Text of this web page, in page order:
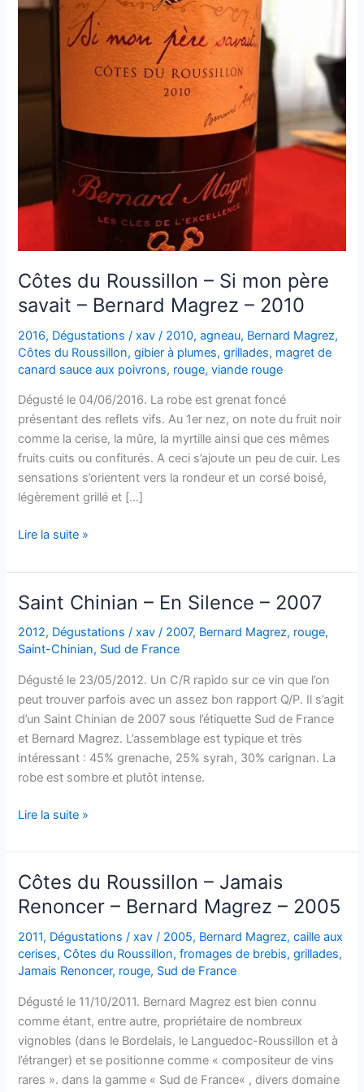
Côtes du Roussillon – Si mon père
savait – Bernard Magrez – 2010
2016, Dégustations /xav/ 2010,agneau, Bernard Magrez,
Côtes du Roussillon,gibier à plumes,grillades, magret de
canard sauce aux poivrons, rouge,viande rouge
Dégusté le 04/06/2016. La robe est grenat foncé
présentant des reflets vifs. Au 1er nez, on note du fruit noir
comme la cerise, la mûre, la myrtille ainsi que ces mêmes
fruits cuits ou confiturés. A ceci s’ajoute un peu de cuir. Les
sensations s’orientent vers la rondeur et un corsé boisé,
légèrement grillé et […]
Côtes
Roussillon
–
Si
mon
père
Bernard
Lire la suite »
Saint Chinian – En Silence – 2007
2012, Dégustations /xav/ 2007, Bernard Magrez, rouge,
Saint-Chinian, Sud de France
Dégusté le 23/05/2012. Un C/R rapido sur ce vin que l’on
peut trouver parfois avec un assez bon rapport Q/P. Il s’agit
d’un Saint Chinian de 2007 sous l’étiquette Sud de France
et Bernard Magrez. L’assemblage est typique et très
intéressant : 45% grenache, 25% syrah, 30% carignan. La
robe est sombre et plutôt intense.
Saint
–
En
Silence
–
2007
Lire la suite »
Côtes du Roussillon – Jamais
Renoncer – Bernard Magrez – 2005
2011, Dégustations /xav/ 2005, Bernard Magrez,caille aux
cerises,Côtes du Roussillon,fromages de brebis,grillades,
Jamais Renoncer, rouge, Sud de France
Dégusté le 11/10/2011. Bernard Magrez est bien connu
comme étant, entre autre, propriétaire de nombreux
vignobles (dans le Bordelais, le Languedoc-Roussillon et à
l’étranger) et se positionne comme « compositeur de vins
rares ». dans la gamme « Sud de France« , divers domaine